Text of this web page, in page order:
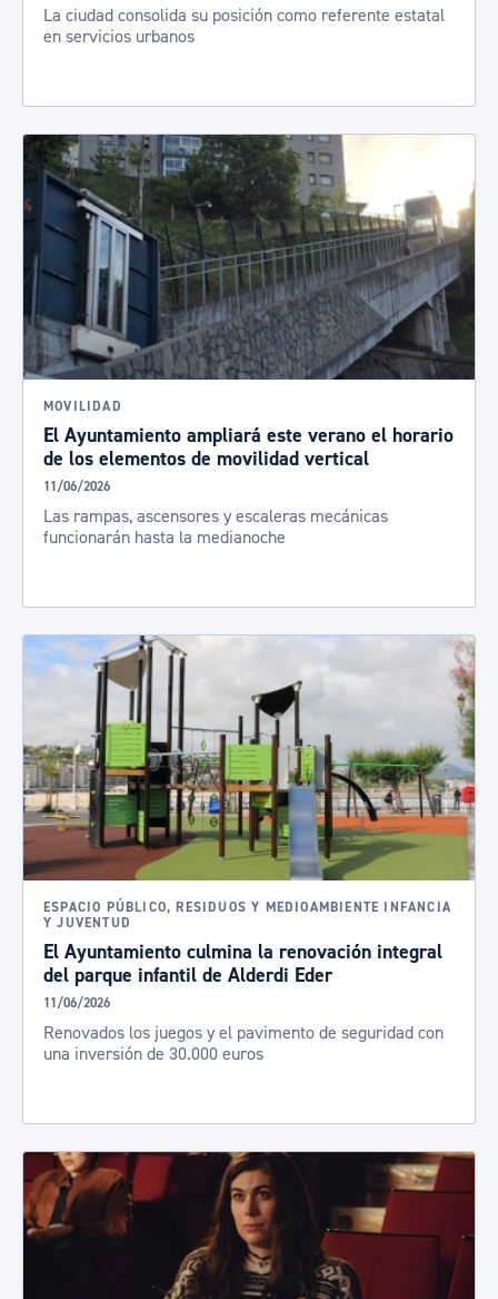
La ciudad consolida su posición como referente estatal
en servicios urbanos
MOVILIDAD
El Ayuntamiento ampliará este verano el horario
de los elementos de movilidad vertical
11/06/2026
Las rampas, ascensores y escaleras mecánicas
funcionarán hasta la medianoche
ESPACIO PÚBLICO, RESIDUOS Y MEDIOAMBIENTE INFANCIA
Y JUVENTUD
El Ayuntamiento culmina la renovación integral
del parque infantil de Alderdi Eder
11/06/2026
Renovados los juegos y el pavimento de seguridad con
una inversión de 30.000 euros